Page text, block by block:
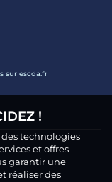
sur escda.fr
!
technologies
et offres
garantir une
réaliser des